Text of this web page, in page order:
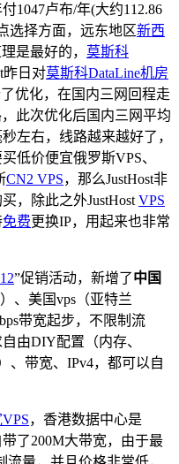
1047卢布/年(大约112.86
选择方面，远东地区新西
是最好的， 莫斯科
昨日对莫斯科DataLine机房
优化，在国内三网回程走
此次优化后国内三网平均
左右，线路越来越好了，
低价便宜俄罗斯VPS、
CN2 VPS，那么JustHost非
买，除此之外JustHost VPS
免费更换IP，用起来也非常
”促销活动，新增了中国
、美国vps（亚特兰
带宽起步，不限制流
由DIY配置（内存、
、带宽、IPv4，都可以自
，香港数据中心是
了200M大带宽，由于最